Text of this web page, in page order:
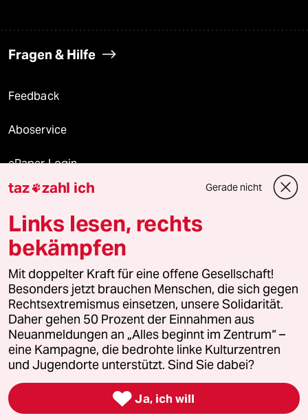
Fragen & Hilfe
Feedback
Aboservice
ePaper Login
Downloads für Abonnierende
© 2026 taz Verlags und Vertriebs GmbH
Alle Rechte vorbehalten. Bei rechtlichen Fragen oder für Genehmigungen
wenden Sie sich bitte an lizenzen@taz.de
Feedback Redaktionsstatut Kommune-Richtlinien
Leitlinie Informant Datenschutz Impressum AGB
Seitenwende Einwilligungen widerrufen (Ads)
taz zahl ich Gerade nicht
Links lesen, rechts
bekämpfen
Mit doppelter Kraft für eine offene Gesellschaft!
Besonders jetzt brauchen Menschen, die sich gegen
Rechtsextremismus einsetzen, unsere Solidarität.
Daher gehen 50 Prozent der Einnahmen aus
Neuanmeldungen an „Alles beginnt im Zentrum“ –
eine Kampagne, die bedrohte linke Kulturzentren
und Jugendorte unterstützt. Sind Sie dabei?
 Ja, ich will